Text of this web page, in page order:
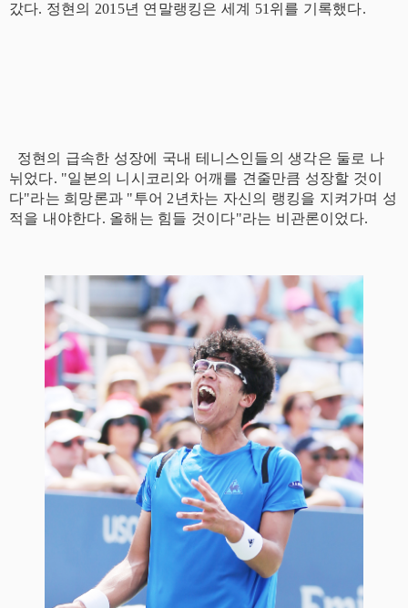
갔다. 정현의 2015년 연말랭킹은 세계 51위를 기록했다.
정현의 급속한 성장에 국내 테니스인들의 생각은 둘로 나
뉘었다. "일본의 니시코리와 어깨를 견줄만큼 성장할 것이
다"라는 희망론과 "투어 2년차는 자신의 랭킹을 지켜가며 성
적을 내야한다. 올해는 힘들 것이다"라는 비관론이었다.